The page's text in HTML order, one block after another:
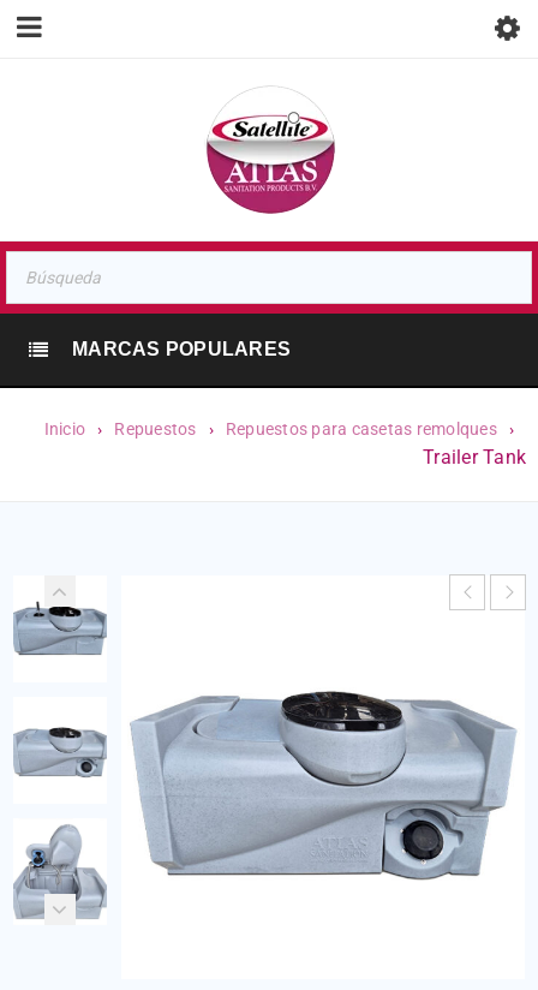
MARCAS POPULARES
Inicio › Repuestos › Repuestos para casetas remolques ›
Trailer Tank